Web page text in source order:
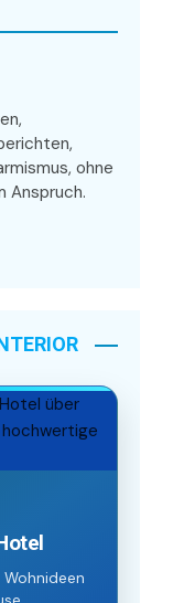
ohne
Anspruch.